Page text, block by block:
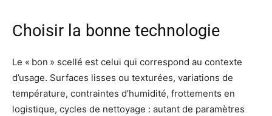
Choisir la bonne technologie
Le « bon » scellé est celui qui correspond au contexte
d’usage. Surfaces lisses ou texturées, variations de
température, contraintes d’humidité, frottements en
logistique, cycles de nettoyage : autant de paramètres